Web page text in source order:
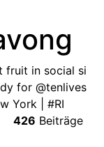
fruit in social si
for @tenlives
York | #RI
426 Beiträge